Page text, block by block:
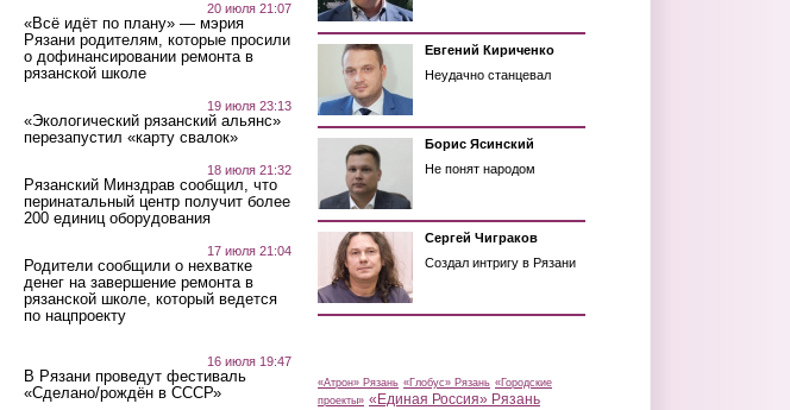
20 июля 21:07
«Всё идёт по плану» — мэрия
Рязани родителям, которые просили
о дофинансировании ремонта в
рязанской школе
19 июля 23:13
«Экологический рязанский альянс»
перезапустил «карту свалок»
18 июля 21:32
Рязанский Минздрав сообщил, что
перинатальный центр получит более
200 единиц оборудования
17 июля 21:04
Родители сообщили о нехватке
денег на завершение ремонта в
рязанской школе, который ведется
по нацпроекту
16 июля 19:47
В Рязани проведут фестиваль
«Сделано/рождён в СССР»
Евгений Кириченко
Неудачно станцевал
Борис Ясинский
Не понят народом
Сергей Чиграков
Создал интригу в Рязани
«Атрон» Рязань «Глобус» Рязань «Городские
проекты» «Единая Россия» Рязань